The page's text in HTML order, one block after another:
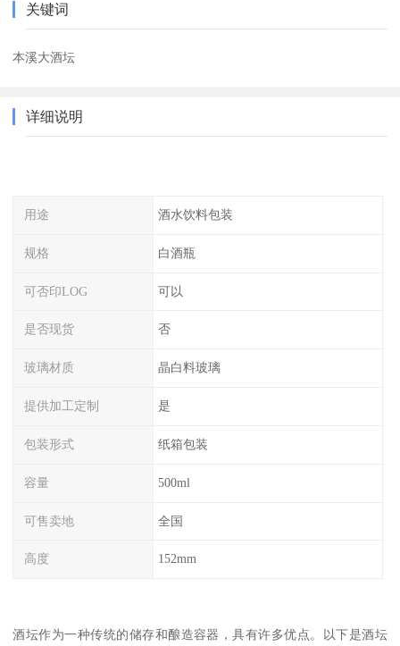
关键词
本溪大酒坛
详细说明
用途 酒水饮料包装
规格 白酒瓶
可否印LOG 可以
是否现货 否
玻璃材质 晶白料玻璃
提供加工定制 是
包装形式 纸箱包装
容量 500ml
可售卖地 全国
高度 152mm
酒坛作为一种传统的储存和酿造容器，具有许多优点。以下是酒坛